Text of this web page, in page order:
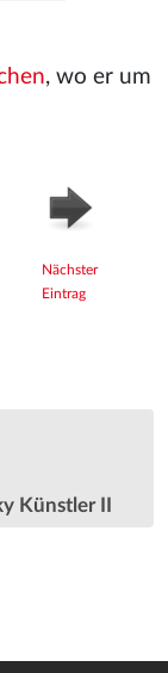
, wo er um
Nächster
Eintrag
Künstler II